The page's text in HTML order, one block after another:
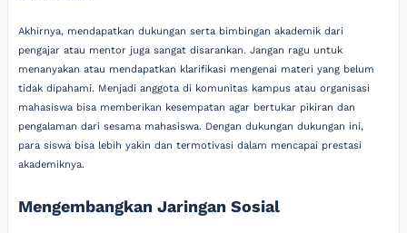
Akhirnya, mendapatkan dukungan serta bimbingan akademik dari
pengajar atau mentor juga sangat disarankan. Jangan ragu untuk
menanyakan atau mendapatkan klarifikasi mengenai materi yang belum
tidak dipahami. Menjadi anggota di komunitas kampus atau organisasi
mahasiswa bisa memberikan kesempatan agar bertukar pikiran dan
pengalaman dari sesama mahasiswa. Dengan dukungan dukungan ini,
para siswa bisa lebih yakin dan termotivasi dalam mencapai prestasi
akademiknya.
Mengembangkan Jaringan Sosial